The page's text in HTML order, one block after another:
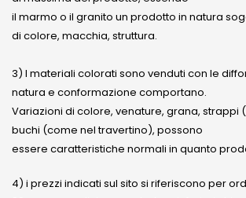
il marmo o il granito un prodotto in natura
di colore, macchia, struttura.
3) I materiali colorati sono venduti con le
natura e conformazione comportano.
Variazioni di colore, venature, grana, strappi
buchi (come nel travertino), possono
essere caratteristiche normali in quanto
4) i prezzi indicati sul sito si riferiscono per